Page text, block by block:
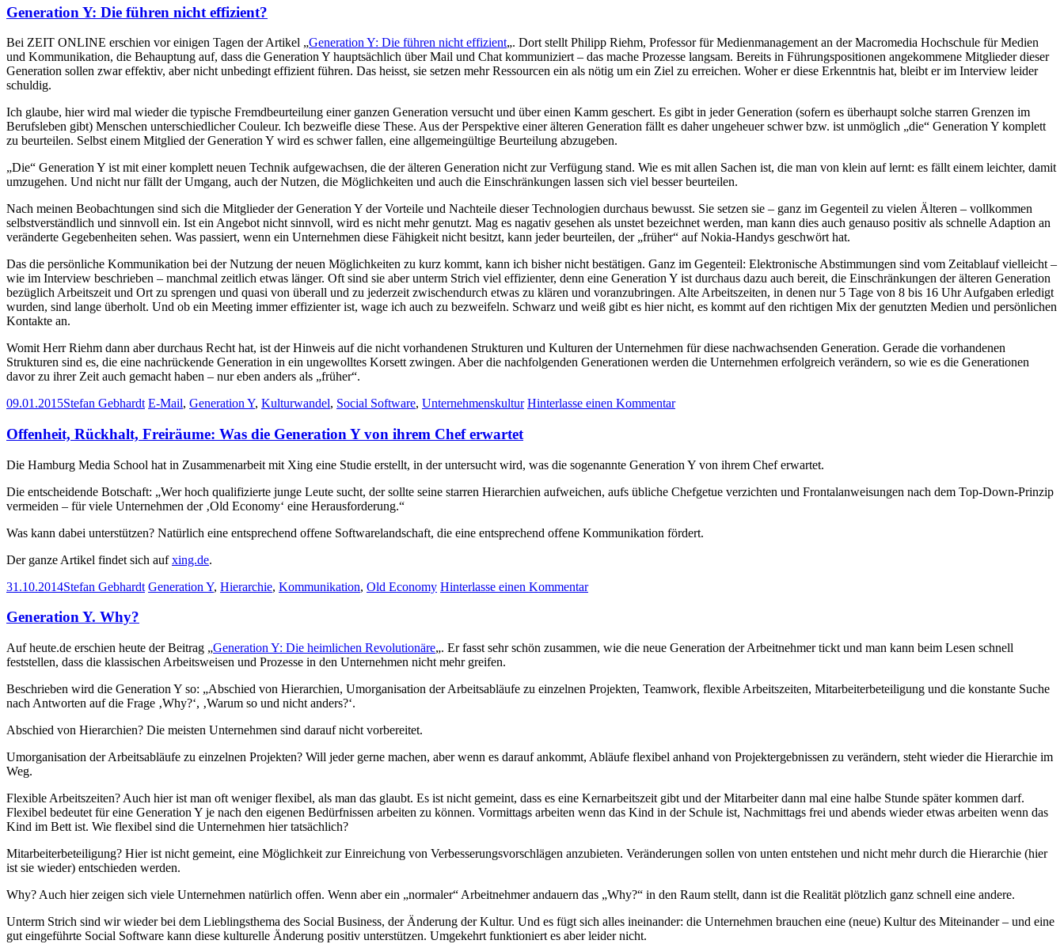
Generation Y: Die führen nicht effizient?
Bei ZEIT ONLINE erschien vor einigen Tagen der Artikel „Generation Y: Die führen nicht effizient„. Dort stellt Philipp Riehm, Professor für Medienmanagement an der Macromedia Hochschule für Medien
und Kommunikation, die Behauptung auf, dass die Generation Y hauptsächlich über Mail und Chat kommuniziert – das mache Prozesse langsam. Bereits in Führungspositionen angekommene Mitglieder dieser
Generation sollen zwar effektiv, aber nicht unbedingt effizient führen. Das heisst, sie setzen mehr Ressourcen ein als nötig um ein Ziel zu erreichen. Woher er diese Erkenntnis hat, bleibt er im Interview leider
schuldig.
Ich glaube, hier wird mal wieder die typische Fremdbeurteilung einer ganzen Generation versucht und über einen Kamm geschert. Es gibt in jeder Generation (sofern es überhaupt solche starren Grenzen im
Berufsleben gibt) Menschen unterschiedlicher Couleur. Ich bezweifle diese These. Aus der Perspektive einer älteren Generation fällt es daher ungeheuer schwer bzw. ist unmöglich „die“ Generation Y komplett
zu beurteilen. Selbst einem Mitglied der Generation Y wird es schwer fallen, eine allgemeingültige Beurteilung abzugeben.
„Die“ Generation Y ist mit einer komplett neuen Technik aufgewachsen, die der älteren Generation nicht zur Verfügung stand. Wie es mit allen Sachen ist, die man von klein auf lernt: es fällt einem leichter, damit
umzugehen. Und nicht nur fällt der Umgang, auch der Nutzen, die Möglichkeiten und auch die Einschränkungen lassen sich viel besser beurteilen.
Nach meinen Beobachtungen sind sich die Mitglieder der Generation Y der Vorteile und Nachteile dieser Technologien durchaus bewusst. Sie setzen sie – ganz im Gegenteil zu vielen Älteren – vollkommen
selbstverständlich und sinnvoll ein. Ist ein Angebot nicht sinnvoll, wird es nicht mehr genutzt. Mag es nagativ gesehen als unstet bezeichnet werden, man kann dies auch genauso positiv als schnelle Adaption an
veränderte Gegebenheiten sehen. Was passiert, wenn ein Unternehmen diese Fähigkeit nicht besitzt, kann jeder beurteilen, der „früher“ auf Nokia-Handys geschwört hat.
Das die persönliche Kommunikation bei der Nutzung der neuen Möglichkeiten zu kurz kommt, kann ich bisher nicht bestätigen. Ganz im Gegenteil: Elektronische Abstimmungen sind vom Zeitablauf vielleicht –
wie im Interview beschrieben – manchmal zeitlich etwas länger. Oft sind sie aber unterm Strich viel effizienter, denn eine Generation Y ist durchaus dazu auch bereit, die Einschränkungen der älteren Generation
bezüglich Arbeitszeit und Ort zu sprengen und quasi von überall und zu jederzeit zwischendurch etwas zu klären und voranzubringen. Alte Arbeitszeiten, in denen nur 5 Tage von 8 bis 16 Uhr Aufgaben erledigt
wurden, sind lange überholt. Und ob ein Meeting immer effizienter ist, wage ich auch zu bezweifeln. Schwarz und weiß gibt es hier nicht, es kommt auf den richtigen Mix der genutzten Medien und persönlichen
Kontakte an.
Womit Herr Riehm dann aber durchaus Recht hat, ist der Hinweis auf die nicht vorhandenen Strukturen und Kulturen der Unternehmen für diese nachwachsenden Generation. Gerade die vorhandenen
Strukturen sind es, die eine nachrückende Generation in ein ungewolltes Korsett zwingen. Aber die nachfolgenden Generationen werden die Unternehmen erfolgreich verändern, so wie es die Generationen
davor zu ihrer Zeit auch gemacht haben – nur eben anders als „früher“.
09.01.2015Stefan Gebhardt E-Mail, Generation Y, Kulturwandel, Social Software, Unternehmenskultur Hinterlasse einen Kommentar
Offenheit, Rückhalt, Freiräume: Was die Generation Y von ihrem Chef erwartet
Die Hamburg Media School hat in Zusammenarbeit mit Xing eine Studie erstellt, in der untersucht wird, was die sogenannte Generation Y von ihrem Chef erwartet.
Die entscheidende Botschaft: „Wer hoch qualifizierte junge Leute sucht, der sollte seine starren Hierarchien aufweichen, aufs übliche Chefgetue verzichten und Frontalanweisungen nach dem Top-Down-Prinzip
vermeiden – für viele Unternehmen der ‚Old Economy‘ eine Herausforderung.“
Was kann dabei unterstützen? Natürlich eine entsprechend offene Softwarelandschaft, die eine entsprechend offene Kommunikation fördert.
Der ganze Artikel findet sich aufxing.de.
31.10.2014Stefan Gebhardt Generation Y, Hierarchie, Kommunikation, Old Economy Hinterlasse einen Kommentar
Generation Y. Why?
Auf heute.de erschien heute der Beitrag „Generation Y: Die heimlichen Revolutionäre„. Er fasst sehr schön zusammen, wie die neue Generation der Arbeitnehmer tickt und man kann beim Lesen schnell
feststellen, dass die klassischen Arbeitsweisen und Prozesse in den Unternehmen nicht mehr greifen.
Beschrieben wird die Generation Y so: „Abschied von Hierarchien, Umorganisation der Arbeitsabläufe zu einzelnen Projekten, Teamwork, flexible Arbeitszeiten, Mitarbeiterbeteiligung und die konstante Suche
nach Antworten auf die Frage ‚Why?‘, ‚Warum so und nicht anders?‘.
Abschied von Hierarchien? Die meisten Unternehmen sind darauf nicht vorbereitet.
Umorganisation der Arbeitsabläufe zu einzelnen Projekten? Will jeder gerne machen, aber wenn es darauf ankommt, Abläufe flexibel anhand von Projektergebnissen zu verändern, steht wieder die Hierarchie im
Weg.
Flexible Arbeitszeiten? Auch hier ist man oft weniger flexibel, als man das glaubt. Es ist nicht gemeint, dass es eine Kernarbeitszeit gibt und der Mitarbeiter dann mal eine halbe Stunde später kommen darf.
Flexibel bedeutet für eine Generation Y je nach den eigenen Bedürfnissen arbeiten zu können. Vormittags arbeiten wenn das Kind in der Schule ist, Nachmittags frei und abends wieder etwas arbeiten wenn das
Kind im Bett ist. Wie flexibel sind die Unternehmen hier tatsächlich?
Mitarbeiterbeteiligung? Hier ist nicht gemeint, eine Möglichkeit zur Einreichung von Verbesserungsvorschlägen anzubieten. Veränderungen sollen von unten entstehen und nicht mehr durch die Hierarchie (hier
ist sie wieder) entschieden werden.
Why? Auch hier zeigen sich viele Unternehmen natürlich offen. Wenn aber ein „normaler“ Arbeitnehmer andauern das „Why?“ in den Raum stellt, dann ist die Realität plötzlich ganz schnell eine andere.
Unterm Strich sind wir wieder bei dem Lieblingsthema des Social Business, der Änderung der Kultur. Und es fügt sich alles ineinander: die Unternehmen brauchen eine (neue) Kultur des Miteinander – und eine
gut eingeführte Social Software kann diese kulturelle Änderung positiv unterstützen. Umgekehrt funktioniert es aber leider nicht.